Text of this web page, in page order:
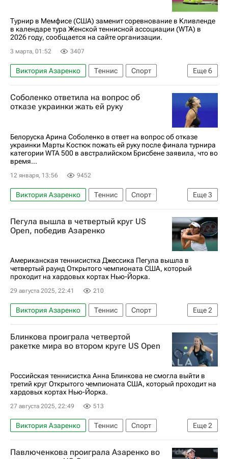
Турнир в Мемфисе (США) заменит соревнование в Кливленде
в календаре тура Женской теннисной ассоциации (WTA) в
2026 году, сообщается на сайте организации.
3 марта, 01:52 3407
Еще6
Виктория Азаренко Теннис
Спорт
Винус Уильямс
Мария Шарапова
Женская теннисная ассоциация (WTA)
Соболенко ответила на вопрос об
отказе украинки жать ей руку
Белоруска Арина Соболенко в ответ на вопрос об отказе
украинки Марты Костюк пожать ей руку после финала турнира
категории WTA 500 в австралийском Брисбене заявила, что во
время...
12 января, 13:56 9452
Еще3
Виктория Азаренко Теннис
Спорт
Арина Соболенко
Марта Костюк
Женская теннисная ассоциация (WTA)
Пегула вышла в четвертый круг US
Open, победив Азаренко
Американская теннисистка Джессика Пегула вышла в
четвертый раунд Открытого чемпионата США, который
проходит на хардовых кортах Нью-Йорка.
29 августа 2025, 22:41 210
Еще2
Виктория Азаренко Теннис
Спорт
Джессика Пегула
Открытый чемпионат США по теннису (US Open)
Блинкова проиграла четвертой
ракетке мира во втором круге US Open
Российская теннисистка Анна Блинкова не смогла выйти в
третий круг Открытого чемпионата США, который проходит на
хардовых кортах Нью-Йорка.
27 августа 2025, 22:49 513
Еще2
Виктория Азаренко Теннис
Спорт
Джессика Пегула
Анна Блинкова
Павлюченкова проиграла Азаренко во